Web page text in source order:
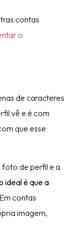
contas
o
de caracteres
vê e é com
que esse
foto de perfil e a
ideal é que a
contas
imagem,